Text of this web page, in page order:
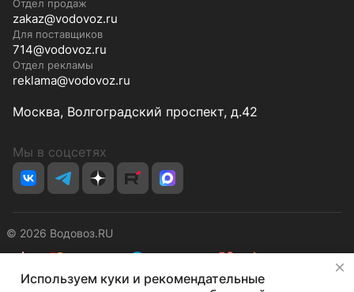
Отдел продаж
zakaz@vodovoz.ru
Для поставщиков
714@vodovoz.ru
Отдел рекламы
reklama@vodovoz.ru
Москва, Волгоградский проспект, д.42
Мы в соцсетях
© 2026 Водовоз.RU
КонфиденциальностьОферта
Используем куки и рекомендательные